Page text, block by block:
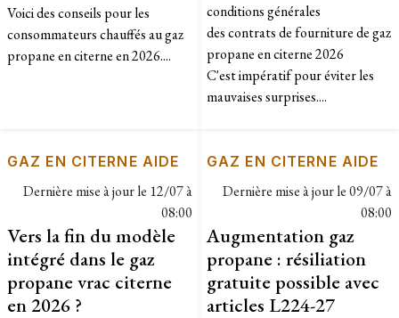
Voici des conseils pour les
consommateurs chauffés au gaz
propane en citerne en 2026....
conditions générales
des contrats de fourniture de gaz
propane en citerne 2026
C'est impératif pour éviter les
mauvaises surprises....
GAZ EN CITERNE AIDE
Dernière mise à jour le 12/07 à
08:00
Vers la fin du modèle
intégré dans le gaz
propane vrac citerne
en 2026 ?
GAZ EN CITERNE AIDE
Dernière mise à jour le09/07 à
08:00
Augmentation gaz
propane : résiliation
gratuite possible avec
articles L224-27